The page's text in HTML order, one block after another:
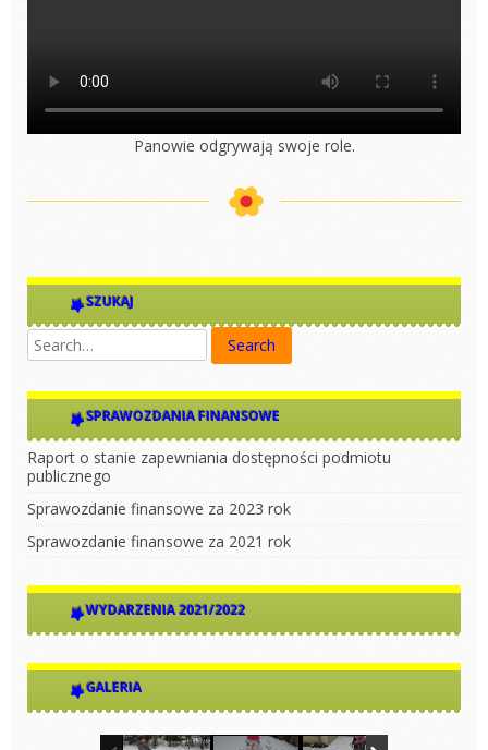
Panowie odgrywają swoje role.
SZUKAJ
SPRAWOZDANIA FINANSOWE
Raport o stanie zapewniania dostępności podmiotu
publicznego
Sprawozdanie finansowe za 2023 rok
Sprawozdanie finansowe za 2021 rok
WYDARZENIA 2021/2022
GALERIA